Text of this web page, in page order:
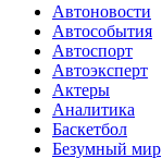
Автоновости
Автособытия
Автоспорт
Автоэксперт
Актеры
Аналитика
Баскетбол
Безумный мир